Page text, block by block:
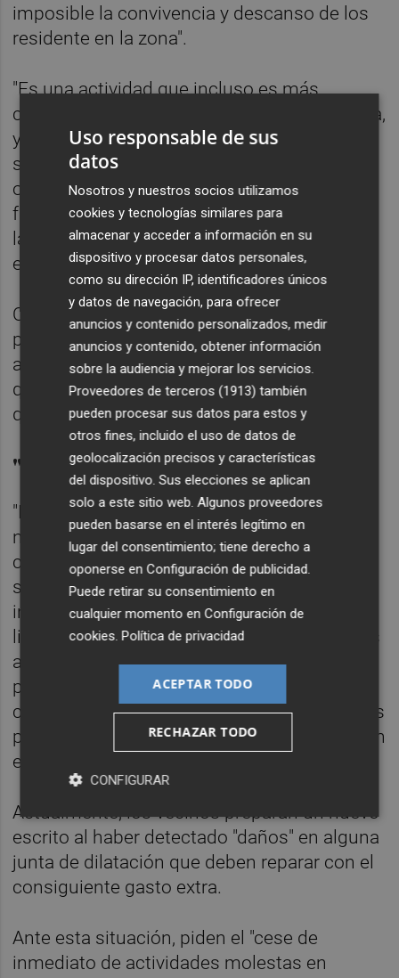
imposible la convivencia y descanso de los
residente en la zona".
"Es una actividad que incluso es más
continuada que la actividad propia de la obra,
ya que se lavan vehículos de toda clase, no
solo propiamente dedicados al trabajo de la
obra si no lo que es más grave turismos y
furgonetas de particulares o empleados de
la obra e incluso vehículos turismos de la
empresa de seguridad".
Otra cuestión "importante", apuntan, es el
polvo que entra en las viviendas y garajes
aun estando cerrados las ventanas, por lo
que ponen en duda "la salubridad del aire
que respiran desde hace mas de tres años".
"Perjudicial para la salud"
"Esta acumulación de polvo hace que
nuestras viviendas no puedan ventilarse en
condiciones y, lo que es peor, nuestro garaje
siempre esté lleno de muchísimo polvo e
incluso barro, a pesar de haber duplicado la
limpieza del garaje y realizarse esta con mas
asiduidad siempre a cargo de la comunidad
provocando esto que estemos
continuamente inhalando muchas partículas
perjudiciales para la salud que se encuentran
en suspensión", manifiestan.
Actualmente, los vecinos preparan un nuevo
escrito al haber detectado "daños" en alguna
junta de dilatación que deben reparar con el
consiguiente gasto extra.
Ante esta situación, piden el "cese de
inmediato de actividades molestas en
Uso responsable de sus
datos
Nosotros y nuestros socios utilizamos
cookies y tecnologías similares para
almacenar y acceder a información en su
dispositivo y procesar datos personales,
como su dirección IP, identificadores únicos
y datos de navegación, para ofrecer
anuncios y contenido personalizados, medir
anuncios y contenido, obtener información
sobre la audiencia y mejorar los servicios.
Proveedores de terceros (1913) también
pueden procesar sus datos para estos y
otros fines, incluido el uso de datos de
geolocalización precisos y características
del dispositivo. Sus elecciones se aplican
solo a este sitio web. Algunos proveedores
pueden basarse en el interés legítimo en
lugar del consentimiento; tiene derecho a
oponerse enConfiguración de publicidad
Puede retirar su consentimiento en
cualquier momento enConfiguración de
cookies .Política de privacidad
ACEPTAR TODO
RECHAZAR TODO
CONFIGURAR